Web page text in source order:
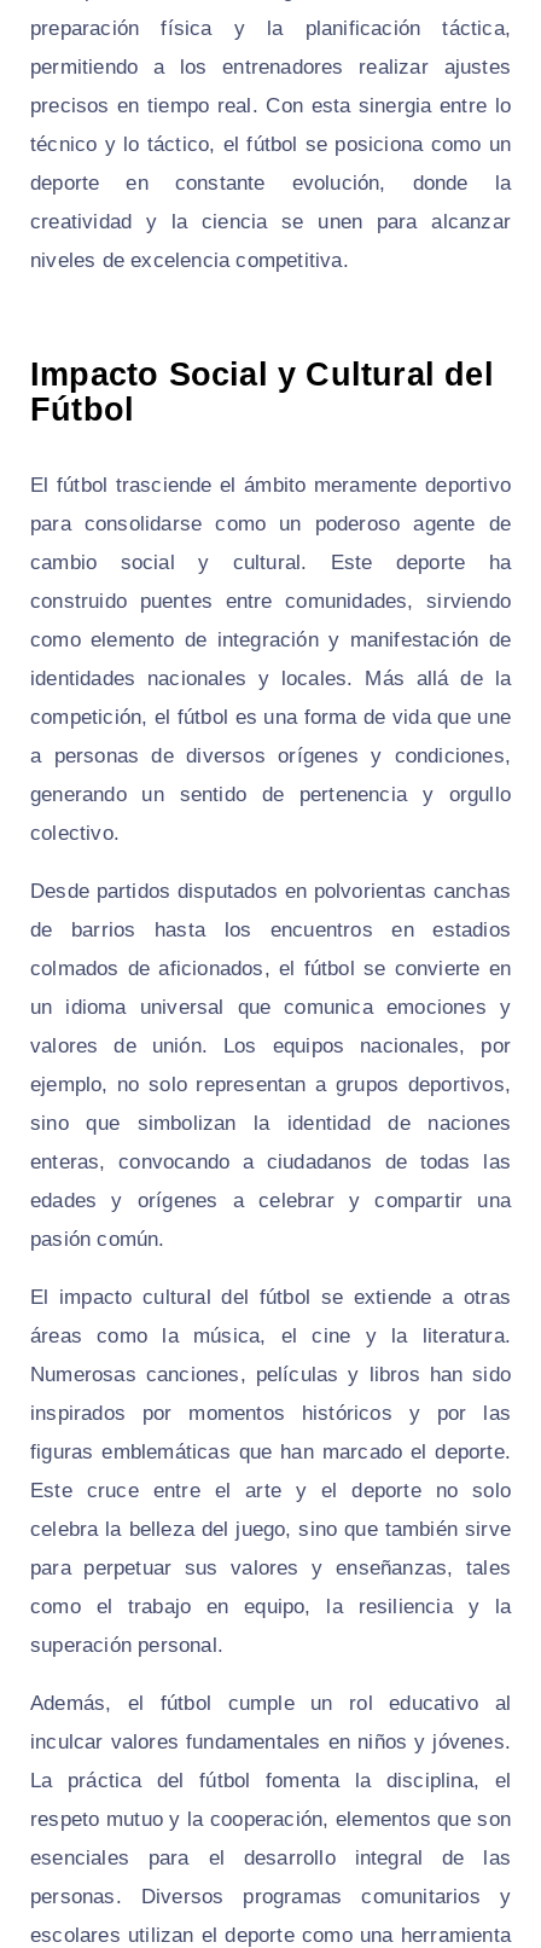
preparación física y la planificación táctica,
permitiendo a los entrenadores realizar ajustes
precisos en tiempo real. Con esta sinergia entre lo
técnico y lo táctico, el fútbol se posiciona como un
deporte en constante evolución, donde la
creatividad y la ciencia se unen para alcanzar
niveles de excelencia competitiva.
Impacto Social y Cultural del
Fútbol
El fútbol trasciende el ámbito meramente deportivo
para consolidarse como un poderoso agente de
cambio social y cultural. Este deporte ha
construido puentes entre comunidades, sirviendo
como elemento de integración y manifestación de
identidades nacionales y locales. Más allá de la
competición, el fútbol es una forma de vida que une
a personas de diversos orígenes y condiciones,
generando un sentido de pertenencia y orgullo
colectivo.
Desde partidos disputados en polvorientas canchas
de barrios hasta los encuentros en estadios
colmados de aficionados, el fútbol se convierte en
un idioma universal que comunica emociones y
valores de unión. Los equipos nacionales, por
ejemplo, no solo representan a grupos deportivos,
sino que simbolizan la identidad de naciones
enteras, convocando a ciudadanos de todas las
edades y orígenes a celebrar y compartir una
pasión común.
El impacto cultural del fútbol se extiende a otras
áreas como la música, el cine y la literatura.
Numerosas canciones, películas y libros han sido
inspirados por momentos históricos y por las
figuras emblemáticas que han marcado el deporte.
Este cruce entre el arte y el deporte no solo
celebra la belleza del juego, sino que también sirve
para perpetuar sus valores y enseñanzas, tales
como el trabajo en equipo, la resiliencia y la
superación personal.
Además, el fútbol cumple un rol educativo al
inculcar valores fundamentales en niños y jóvenes.
La práctica del fútbol fomenta la disciplina, el
respeto mutuo y la cooperación, elementos que son
esenciales para el desarrollo integral de las
personas. Diversos programas comunitarios y
escolares utilizan el deporte como una herramienta